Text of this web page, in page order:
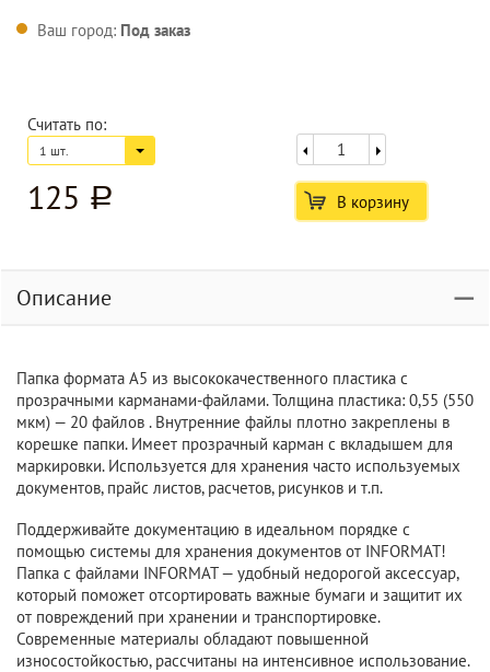
Ваш город: Под заказ
Считать по:
1 шт.
125 a В корзину
Описание
Папка формата А5 из высококачественного пластика с
прозрачными карманами-файлами. Толщина пластика: 0,55 (550
мкм) — 20 файлов . Внутренние файлы плотно закреплены в
корешке папки. Имеет прозрачный карман с вкладышем для
маркировки. Используется для хранения часто используемых
документов, прайс листов, расчетов, рисунков и т.п.
Поддерживайте документацию в идеальном порядке с
помощью системы для хранения документов от INFORMAT!
Папка с файлами INFORMAT — удобный недорогой аксессуар,
который поможет отсортировать важные бумаги и защитит их
от повреждений при хранении и транспортировке.
Современные материалы обладают повышенной
износостойкостью, рассчитаны на интенсивное использование.